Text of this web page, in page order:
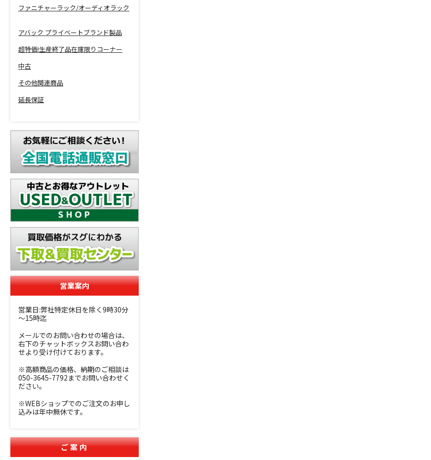
ファニチャーラック/オーディオラック
アバック プライベートブランド製品
超特価!生産終了品在庫限りコーナー
中古
その他関連商品
延長保証
営業案内
営業日:弊社特定休日を除く9時30分
～15時迄
メールでのお問い合わせの場合は、
右下のチャットボックスお問い合わ
せより受け付けております。
※高額商品の価格、納期のご相談は
050-3645-7792までお問い合わせく
ださい。
※WEBショップでのご注文のお申し
込みは年中無休です。
ご案内